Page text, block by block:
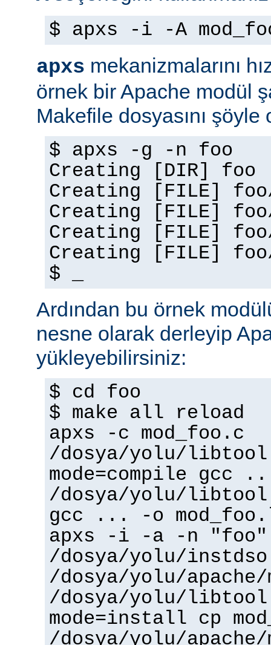
$ apxs -i -A
apxs mekanizmalarını
örnek bir Apache modül
Makefile dosyasını
$ apxs -g -n foo
Creating [DIR] foo
Creating [FILE]
Creating [FILE] foo/
Creating [FILE]
Creating [FILE]
$ _
Ardından bu örnek
nesne olarak derleyip
yükleyebilirsiniz:
$ cd foo
$ make all reload
apxs -c mod_foo.c
/dosya/yolu/
mode=compile gcc
/dosya/yolu/libtool
gcc ... -o
apxs -i -a -n "foo"
/dosya/yolu/
/dosya/yolu/apache/
/dosya/yolu/
mode=install cp
/dosya/yolu/